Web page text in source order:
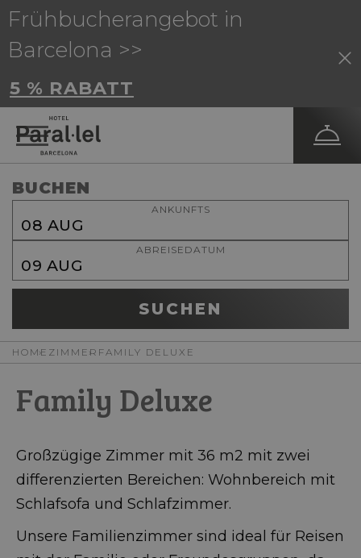
Frühbucherangebot in
Barcelona >>
5 % RABATT
BUCHEN
ANKUNFTS
08 AUG
ABREISEDATUM
09 AUG
SUCHEN
HOME ZIMMER FAMILY DELUXE
Family Deluxe
Großzügige Zimmer mit 36 m2 mit zwei
differenzierten Bereichen: Wohnbereich mit
Schlafsofa und Schlafzimmer.
Unsere Familienzimmer sind ideal für Reisen